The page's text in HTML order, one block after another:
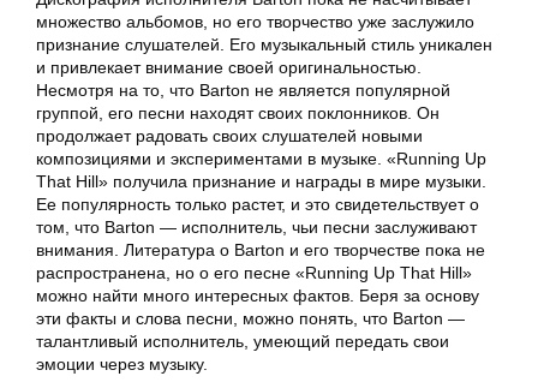
множество альбомов, но его творчество уже заслужило
признание слушателей. Его музыкальный стиль уникален
и привлекает внимание своей оригинальностью.
Несмотря на то, что Barton не является популярной
группой, его песни находят своих поклонников. Он
продолжает радовать своих слушателей новыми
композициями и экспериментами в музыке. «Running Up
That Hill» получила признание и награды в мире музыки.
Ее популярность только растет, и это свидетельствует о
том, что Barton — исполнитель, чьи песни заслуживают
внимания. Литература о Barton и его творчестве пока не
распространена, но о его песне «Running Up That Hill»
можно найти много интересных фактов. Беря за основу
эти факты и слова песни, можно понять, что Barton —
талантливый исполнитель, умеющий передать свои
эмоции через музыку.